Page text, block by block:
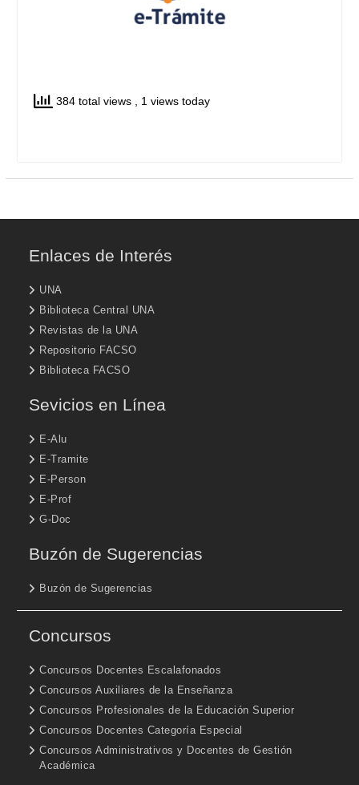
384 total views , 1 views today
Enlaces de Interés
UNA
Biblioteca Central UNA
Revistas de la UNA
Repositorio FACSO
Biblioteca FACSO
Sevicios en Línea
E-Alu
E-Tramite
E-Person
E-Prof
G-Doc
Buzón de Sugerencias
Buzón de Sugerencias
Concursos
Concursos Docentes Escalafonados
Concursos Auxiliares de la Enseñanza
Concursos Profesionales de la Educación Superior
Concursos Docentes Categoría Especial
Concursos Administrativos y Docentes de Gestión
Académica